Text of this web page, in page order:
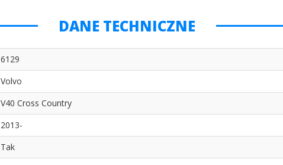
DANE TECHNICZNE
6129
Volvo
V40 Cross Country
2013-
Tak